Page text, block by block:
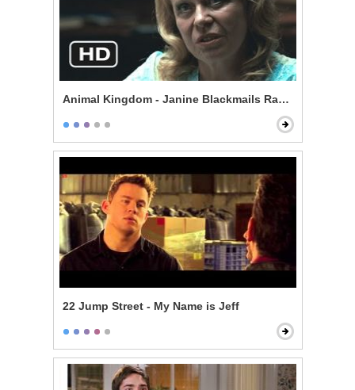
Animal Kingdom - Janine Blackmails Randall
22 Jump Street - My Name is Jeff